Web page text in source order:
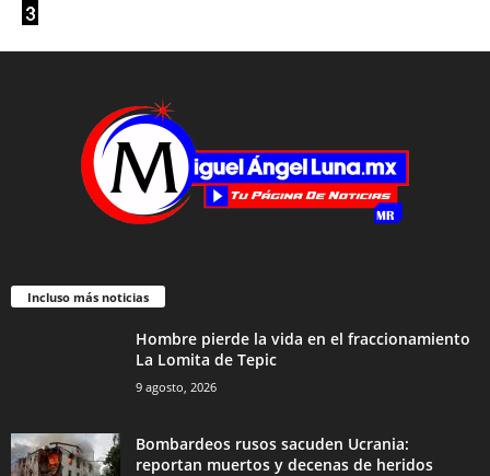
Incluso más noticias
Hombre pierde la vida en el fraccionamiento
La Lomita de Tepic
9 agosto, 2026
Bombardeos rusos sacuden Ucrania:
reportan muertos y decenas de heridos